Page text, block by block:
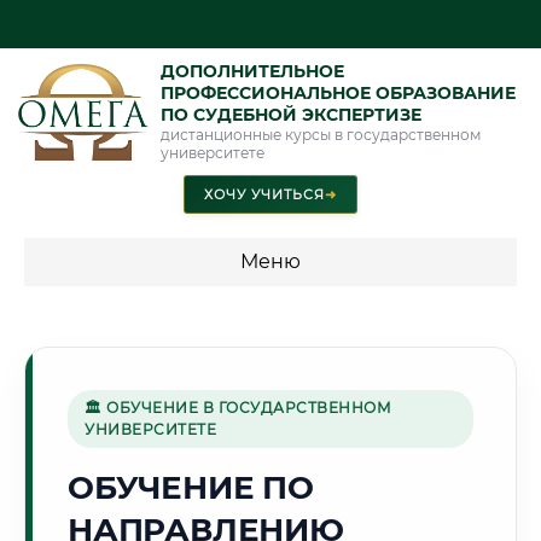
ДОПОЛНИТЕЛЬНОЕ
ПРОФЕССИОНАЛЬНОЕ ОБРАЗОВАНИЕ
ПО СУДЕБНОЙ ЭКСПЕРТИЗЕ
дистанционные курсы в государственном
университете
ХОЧУ УЧИТЬСЯ➜
Меню
специальности"
Стоимость по программам обучения "Судебная экспертиза"
Стоимость по программам обучения "Экспертиза"
🏛 ОБУЧЕНИЕ В ГОСУДАРСТВЕННОМ
УНИВЕРСИТЕТЕ
ОБУЧЕНИЕ ПО
НАПРАВЛЕНИЮ